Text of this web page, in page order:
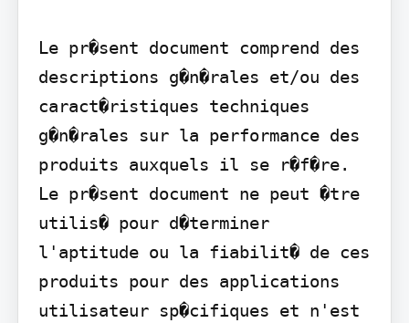
Le pr�sent document comprend des
descriptions g�n�rales et/ou des
caract�ristiques techniques
g�n�rales sur la performance des
produits auxquels il se r�f�re.
Le pr�sent document ne peut �tre
utilis� pour d�terminer
l'aptitude ou la fiabilit� de ces
produits pour des applications
utilisateur sp�cifiques et n'est